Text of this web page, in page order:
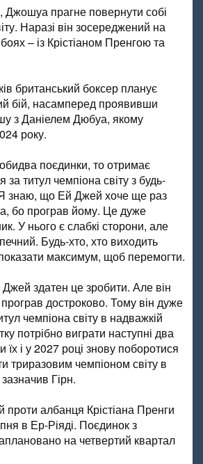
Джошуа прагне повернути собі
Наразі він зосереджений на
– із Крістіаном Пренгою та
британський боксер планує
бій, насамперед проявивши
з Даніелем Дюбуа, якому
року.
поєдинки, то отримає
за титул чемпіона світу з будь-
знаю, що Ей Джей хоче ще раз
бо програв йому. Це дуже
У нього є слабкі сторони, але
Будь-хто, хто виходить
максимум, щоб перемогти.
здатен це зробити. Але він
достроково. Тому він дуже
чемпіона світу в надважкій
потрібно виграти наступні два
їх і у 2027 році знову поборотися
триразовим чемпіоном світу в
Гірн.
албанця Крістіана Пренги
в Ер-Ріяді. Поєдинок з
на четвертий квартал